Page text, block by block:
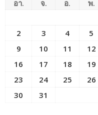
อา. จ. อ. พ.
2
3 4 5
9
10 11 12
16
17 18 19
23
24 25 26
30
31